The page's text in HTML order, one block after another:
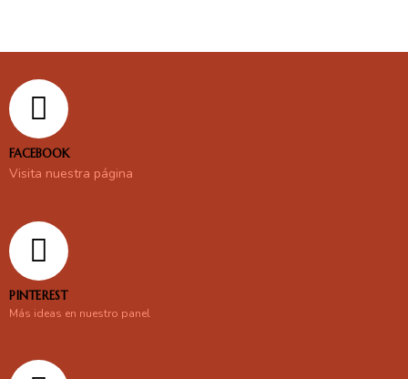
FACEBOOK
Visita nuestra página
PINTEREST
Más ideas en nuestro panel